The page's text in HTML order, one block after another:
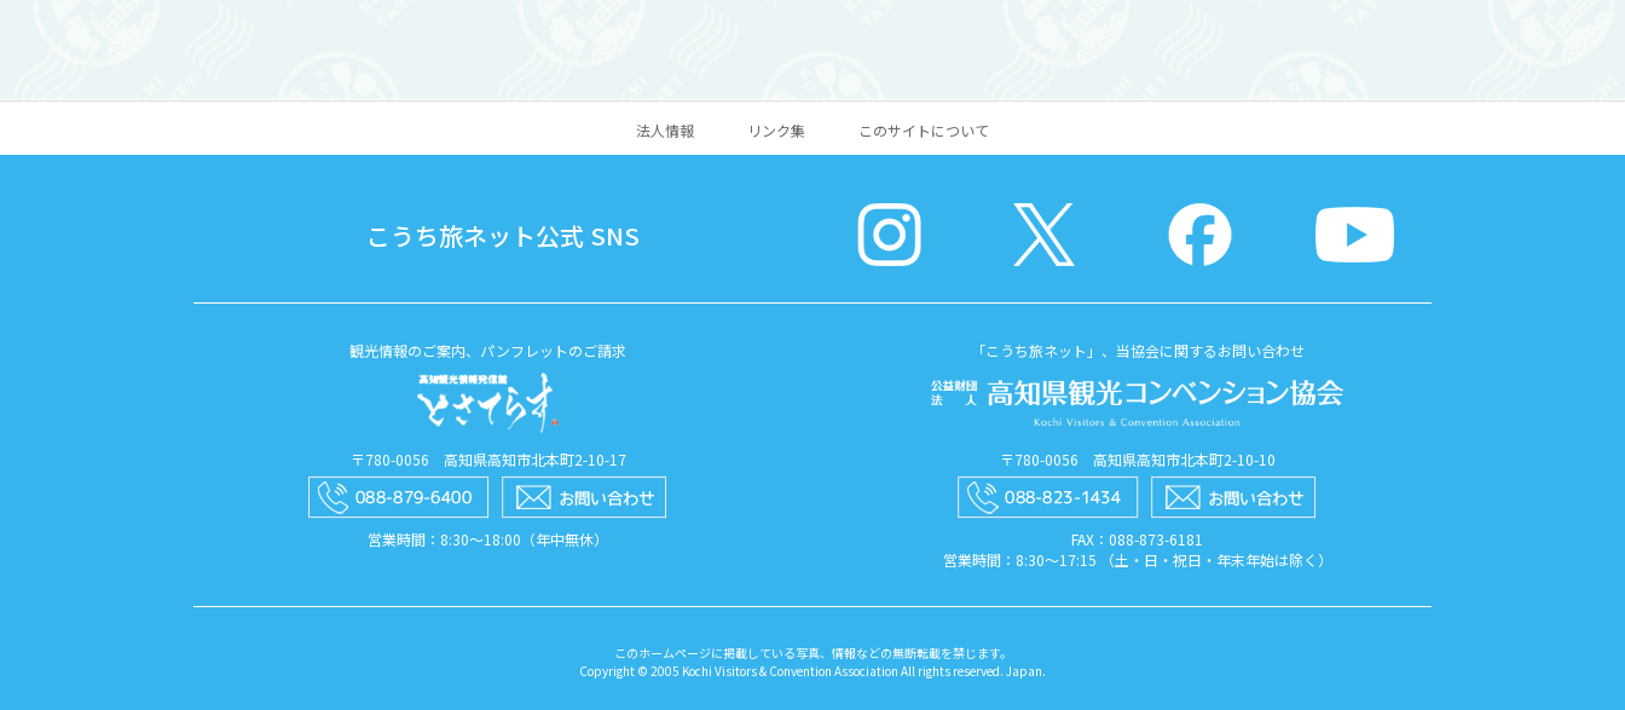
法人情報 リンク集 このサイトについて
こうち旅ネット公式 SNS
観光情報のご案内、パンフレットのご請求
〒780-0056 高知県高知市北本町2-10-17
営業時間：8:30〜18:00（年中無休）
「こうち旅ネット」、当協会に関するお問い合わせ
〒780-0056 高知県高知市北本町2-10-10
FAX：088​-873​-6181
営業時間：8:30〜17:15 （土・日・祝日・年末年始は除く）
このホームページに掲載している写真、情報などの無断転載を禁じます。
Copyright © 2005 Kochi Visitors & Convention Association All rights reserved. Japan.